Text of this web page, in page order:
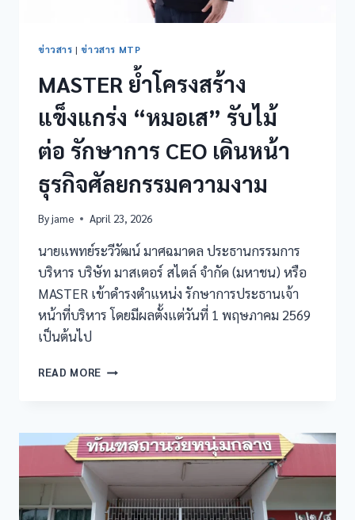
ข่าวสาร |ข่าวสาร MTP
MASTER ย้ำโครงสร้าง
แข็งแกร่ง “หมอเส” รับไม้
ต่อ รักษาการ CEO เดินหน้า
ธุรกิจศัลยกรรมความงาม
Byjame April 23, 2026
นายแพทย์ระวีวัฒน์ มาศฉมาดล ประธานกรรมการ
บริหาร บริษัท มาสเตอร์ สไตล์ จำกัด (มหาชน) หรือ
MASTER เข้าดำรงตำแหน่ง รักษาการประธานเจ้า
หน้าที่บริหาร โดยมีผลตั้งแต่วันที่ 1 พฤษภาคม 2569
เป็นต้นไป
READ MORE